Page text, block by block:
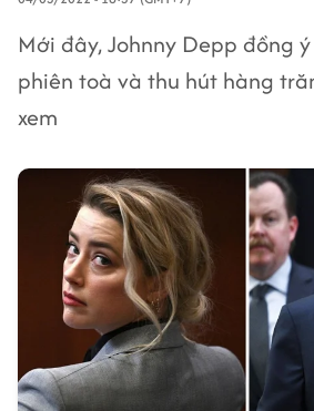
Mới đây, Johnny Depp đồng
phiên toà và thu hút hàng
xem